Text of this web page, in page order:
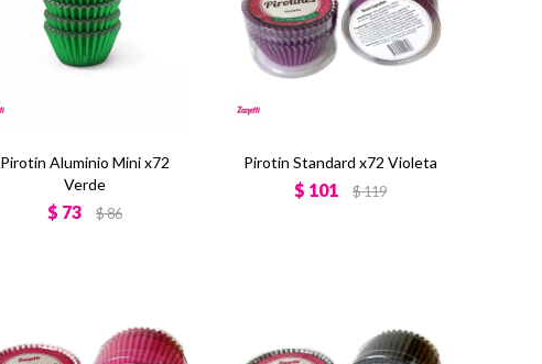
Pirotín Aluminio Mini x72
Verde
$ 73 $86
Pirotín Standard x72 Violeta
$ 101 $119